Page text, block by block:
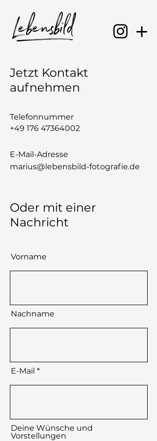
Jetzt Kontakt
aufnehmen
Telefonnummer
+49 176 47364002
E-Mail-Adresse
marius@lebensbild-fotografie.de
Oder mit einer
Nachricht
Vorname
Nachname
E-Mail
Deine Wünsche und
Vorstellungen